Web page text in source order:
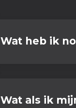
Wat heb ik
Wat als ik